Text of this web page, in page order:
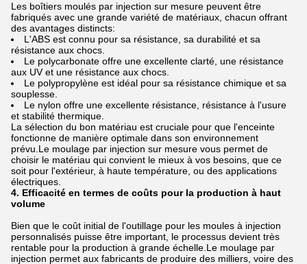
Les boîtiers moulés par injection sur mesure peuvent être
fabriqués avec une grande variété de matériaux, chacun offrant
des avantages distincts:
L'ABS est connu pour sa résistance, sa durabilité et sa
résistance aux chocs.
Le polycarbonate offre une excellente clarté, une résistance
aux UV et une résistance aux chocs.
Le polypropylène est idéal pour sa résistance chimique et sa
souplesse.
Le nylon offre une excellente résistance, résistance à l'usure
et stabilité thermique.
La sélection du bon matériau est cruciale pour que l'enceinte
fonctionne de manière optimale dans son environnement
prévu.Le moulage par injection sur mesure vous permet de
choisir le matériau qui convient le mieux à vos besoins, que ce
soit pour l'extérieur, à haute température, ou des applications
électriques.
4. Efficacité en termes de coûts pour la production à haut
volume
Bien que le coût initial de l'outillage pour les moules à injection
personnalisés puisse être important, le processus devient très
rentable pour la production à grande échelle.Le moulage par
injection permet aux fabricants de produire des milliers, voire des